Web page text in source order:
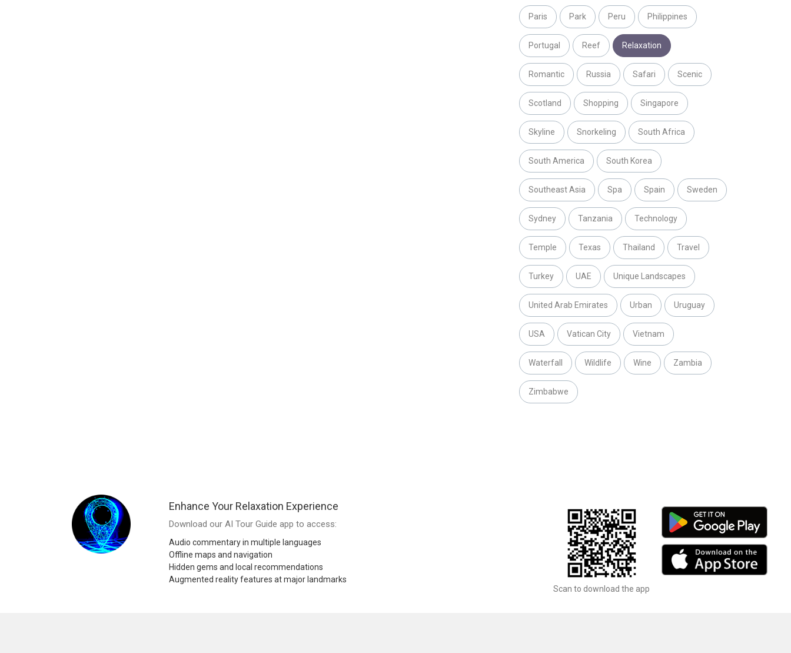
Paris Park Peru Philippines
Portugal Reef Relaxation
Romantic Russia Safari Scenic
Scotland Shopping Singapore
Skyline Snorkeling South Africa
South America South Korea
Southeast Asia Spa Spain Sweden
Sydney Tanzania Technology
Temple Texas Thailand Travel
Turkey UAE Unique Landscapes
United Arab Emirates Urban Uruguay
USA Vatican City Vietnam
Waterfall Wildlife Wine Zambia
Zimbabwe
Enhance Your Relaxation Experience
Download our AI Tour Guide app to access:
Audio commentary in multiple languages
Offline maps and navigation
Hidden gems and local recommendations
Augmented reality features at major landmarks
Scan to download the app